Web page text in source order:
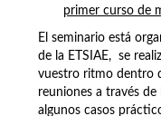
primer curso de
El seminario está
de la ETSIAE, se
vuestro ritmo dentro
reuniones a través
algunos casos